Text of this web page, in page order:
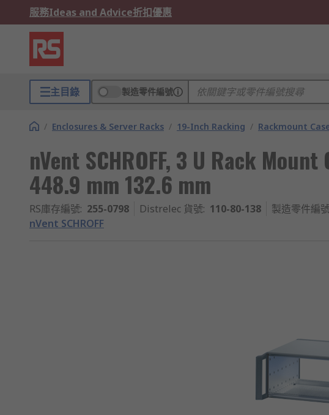
服務Ideas and Advice折扣優惠
主目錄 製造零件編號
/ Enclosures & Server Racks / 19-Inch Racking / Rackmount
nVent SCHROFF, 3 U Rack
448.9 mm 132.6 mm
RS庫存編號: 255-0798 Distrelec 貨號: 110-80-138 製造零件編號
nVent SCHROFF